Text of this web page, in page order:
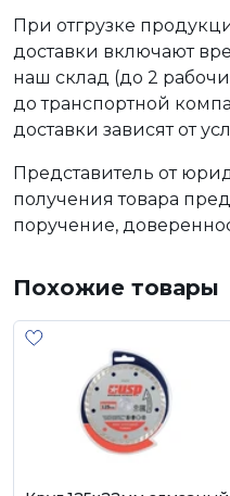
При отгрузке
доставки включают
наш склад (до 2
до транспортной
доставки зависят от
Представитель от
получения товара
поручение,
Похожие товары